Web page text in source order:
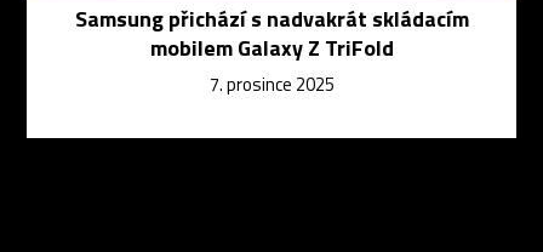
Samsung přichází s nadvakrát skládacím
mobilem Galaxy Z TriFold
7. prosince 2025